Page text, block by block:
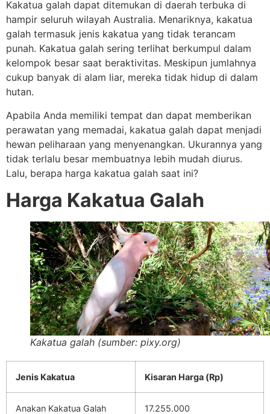
Kakatua galah dapat ditemukan di daerah terbuka di
hampir seluruh wilayah Australia. Menariknya, kakatua
galah termasuk jenis kakatua yang tidak terancam
punah. Kakatua galah sering terlihat berkumpul dalam
kelompok besar saat beraktivitas. Meskipun jumlahnya
cukup banyak di alam liar, mereka tidak hidup di dalam
hutan.
Apabila Anda memiliki tempat dan dapat memberikan
perawatan yang memadai, kakatua galah dapat menjadi
hewan peliharaan yang menyenangkan. Ukurannya yang
tidak terlalu besar membuatnya lebih mudah diurus.
Lalu, berapa harga kakatua galah saat ini?
Harga Kakatua Galah
Kakatua galah (sumber: pixy.org)
Jenis Kakatua Kisaran Harga (Rp)
Anakan Kakatua Galah 17.255.000